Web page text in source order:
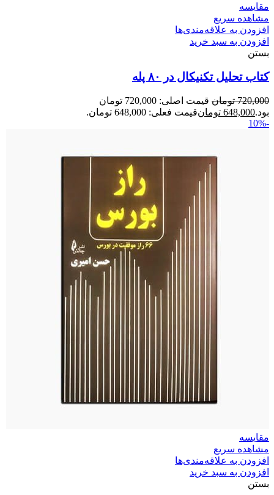
مقایسه
مشاهده سریع
افزودن به علاقه‌مندی‌ها
افزودن به سبد خرید
بستن
کتاب تحلیل تکنیکال در ۸۰ پله
720,000 تومان
قیمت اصلی: 720,000 تومان
بود.648,000 تومانقیمت فعلی: 648,000 تومان.
-10%
مقایسه
مشاهده سریع
افزودن به علاقه‌مندی‌ها
افزودن به سبد خرید
بستن